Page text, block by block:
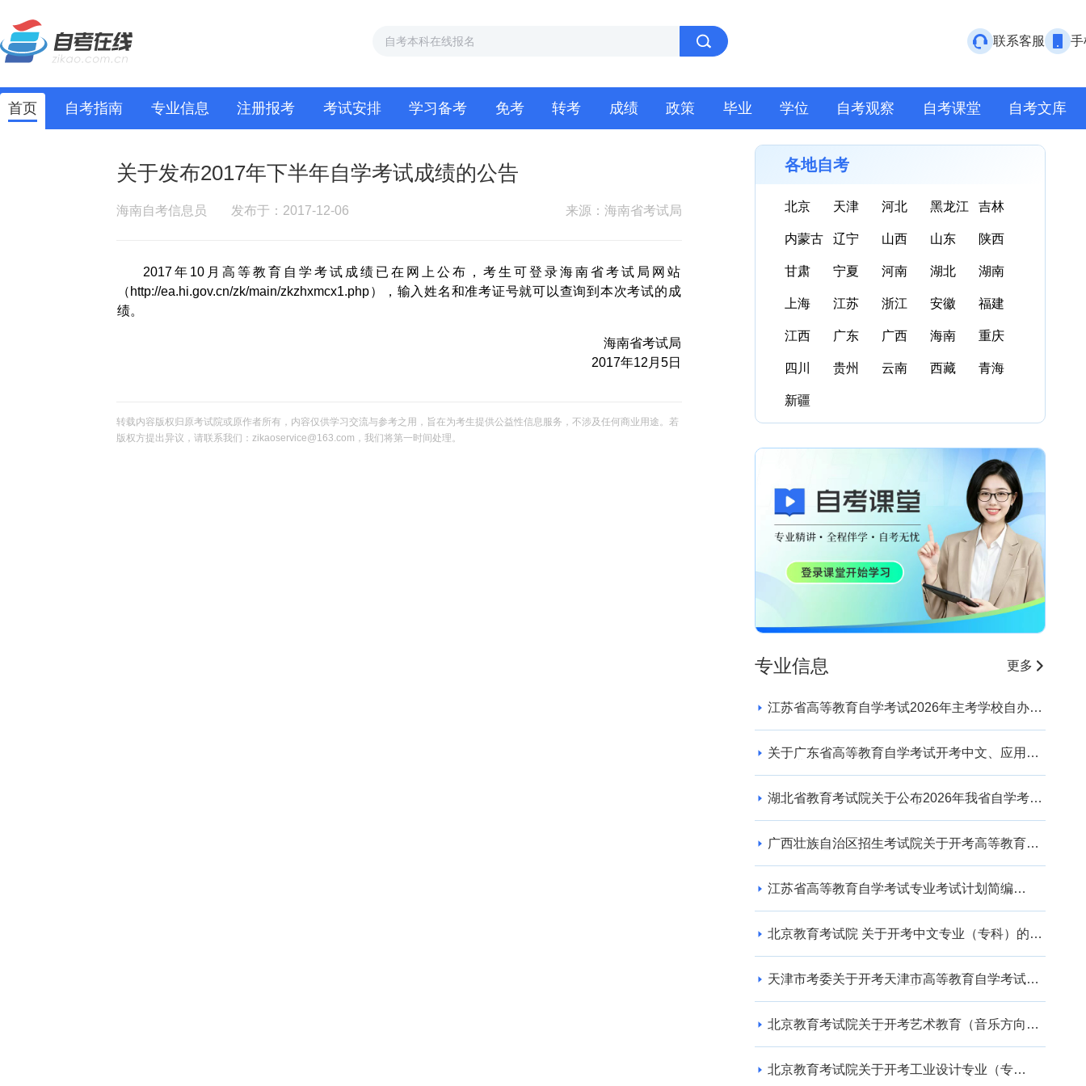
联系客服 手
首页 自考指南 专业信息 注册报考 考试安排 学习备考 免考 转考 成绩 政策 毕业 学位 自考观察 自考课堂 自考文库
关于发布2017年下半年自学考试成绩的公告
海南自考信息员 发布于：2017-12-06 来源：海南省考试局
2017年10月高等教育自学考试成绩已在网上公布，考生可登录海南省考试局网站
（ http://ea.hi.gov.cn/zk/main/zkzhxmcx1.php），输入姓名和准考证号就可以查询到本次考试的成
绩。
海南省考试局
2017年12月5日
转载内容版权归原考试院或原作者所有，内容仅供学习交流与参考之用，旨在为考生提供公益性信息服务，不涉及任何商业用途。若
版权方提出异议，请联系我们：zikaoservice@163.com，我们将第一时间处理。
各地自考
北京 天津 河北 黑龙江 吉林
内蒙古 辽宁 山西 山东 陕西
甘肃 宁夏 河南 湖北 湖南
上海 江苏 浙江 安徽 福建
江西 广东 广西 海南 重庆
四川 贵州 云南 西藏 青海
新疆
专业信息 更多
江苏省高等教育自学考试2026年主考学校自办助
关于广东省高等教育自学考试开考中文、应用英
湖北省教育考试院关于公布2026年我省自学考试
广西壮族自治区招生考试院关于开考高等教育自
江苏省高等教育自学考试专业考试计划简编
北京教育考试院 关于开考中文专业（专科）的通
天津市考委关于开考天津市高等教育自学考试电
北京教育考试院关于开考艺术教育（音乐方向）
北京教育考试院关于开考工业设计专业（专